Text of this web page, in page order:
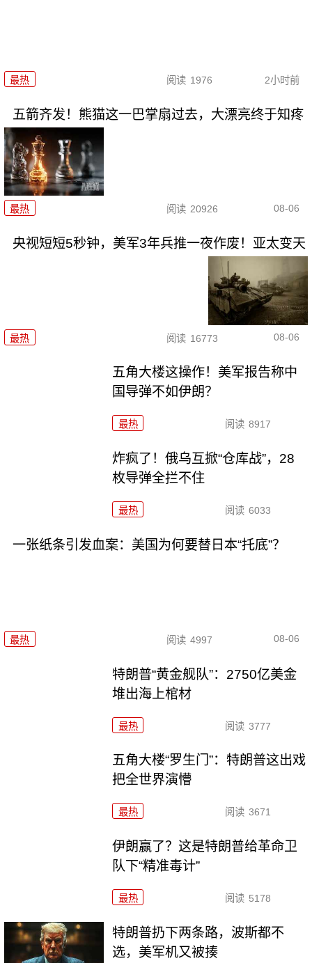
最热 阅读 1976 2小时前
五箭齐发！熊猫这一巴掌扇过去，大漂亮终于知疼
最热 阅读 20926 08-06
央视短短5秒钟，美军3年兵推一夜作废！亚太变天
最热 阅读 16773 08-06
五角大楼这操作！美军报告称中
国导弹不如伊朗？
最热 阅读 8917
炸疯了！俄乌互掀“仓库战”，28
枚导弹全拦不住
最热 阅读 6033
一张纸条引发血案：美国为何要替日本“托底”？
最热 阅读 4997 08-06
特朗普“黄金舰队”：2750亿美金
堆出海上棺材
最热 阅读 3777
五角大楼“罗生门”：特朗普这出戏
把全世界演懵
最热 阅读 3671
伊朗赢了？这是特朗普给革命卫
队下“精准毒计”
最热 阅读 5178
特朗普扔下两条路，波斯都不
选，美军机又被揍